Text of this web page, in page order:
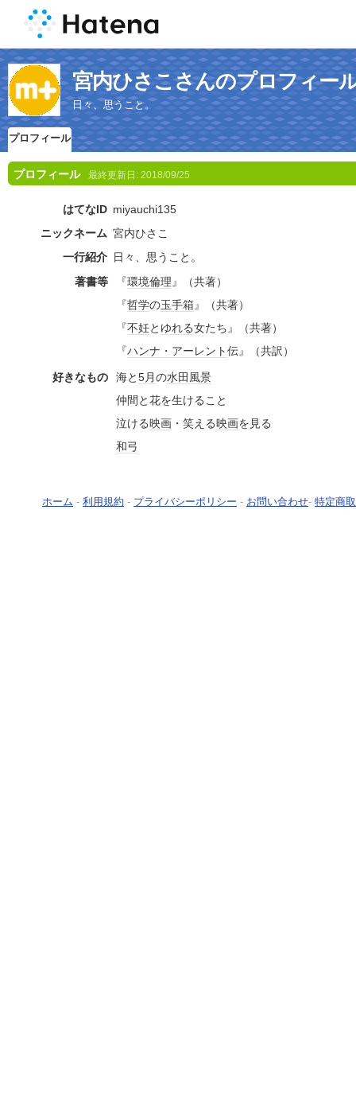
宮内ひさこさんのプロフィー
日々、思うこと。
プロフィール
プロフィール 最終更新日: 2018/09/25
はてなID miyauchi135
ニックネーム 宮内ひさこ
一行紹介 日々、思うこと。
著書等
『環境倫理』（共著）
『哲学の玉手箱』（共著）
『不妊と ゆれる女たち』（共著）
『ハンナ・アーレント伝』（共訳）
好きなもの 海と5月の水田 風景
仲間と花を生けること
泣ける映画 ・笑える映画を見る
和弓
ホーム - 利用規約 - プライバシーポリシー - お問い合わせ- 特定商